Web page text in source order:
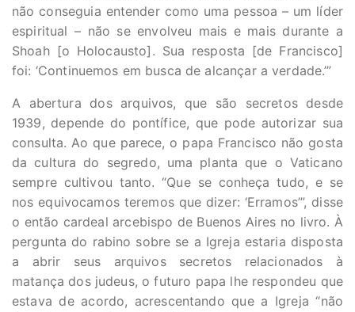
não conseguia entender como uma pessoa – um líder
espiritual – não se envolveu mais e mais durante a
Shoah [o Holocausto]. Sua resposta [de Francisco]
foi: ‘Continuemos em busca de alcançar a verdade.’”
A abertura dos arquivos, que são secretos desde
1939, depende do pontífice, que pode autorizar sua
consulta. Ao que parece, o papa Francisco não gosta
da cultura do segredo, uma planta que o Vaticano
sempre cultivou tanto. “Que se conheça tudo, e se
nos equivocamos teremos que dizer: ‘Erramos’”, disse
o então cardeal arcebispo de Buenos Aires no livro. À
pergunta do rabino sobre se a Igreja estaria disposta
a abrir seus arquivos secretos relacionados à
matança dos judeus, o futuro papa lhe respondeu que
estava de acordo, acrescentando que a Igreja “não